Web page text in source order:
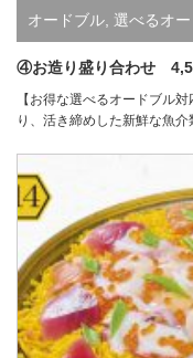
オードブル 選べるオ
④お造り盛り合わせ
【お得な選べるオードブル
り、活き締めした新鮮な魚介